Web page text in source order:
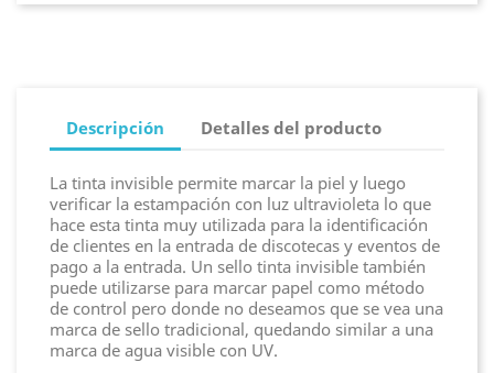
Descripción Detalles del producto
La tinta invisible permite marcar la piel y luego
verificar la estampación con luz ultravioleta lo que
hace esta tinta muy utilizada para la identificación
de clientes en la entrada de discotecas y eventos de
pago a la entrada. Un sello tinta invisible también
puede utilizarse para marcar papel como método
de control pero donde no deseamos que se vea una
marca de sello tradicional, quedando similar a una
marca de agua visible con UV.